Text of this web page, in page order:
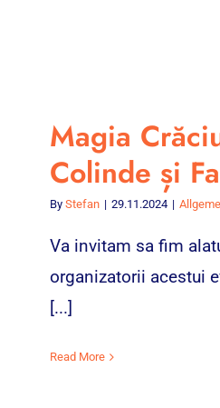
Magia
Colinde și
By Stefan | 29.11.2024 |
Va invitam sa fim
organizatorii acestui
[...]
Read More